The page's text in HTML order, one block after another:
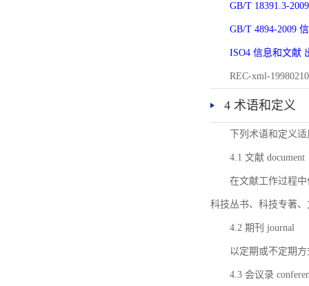
GB/T 18391.3-
GB/T 4894-2009
ISO4 信息和文献
REC-xml-
4 术语和定义
下列术语和定义
4.1 文献 document
在文献工作过程
科技丛书、科技专著
4.2 期刊 journal
以定期或不定期
4.3 会议录